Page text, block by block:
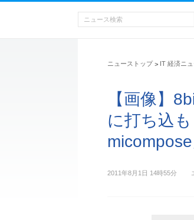
ニューストップ > IT 経済ニュ
【画像】
に打ち込
2011年8月1日 14時55分